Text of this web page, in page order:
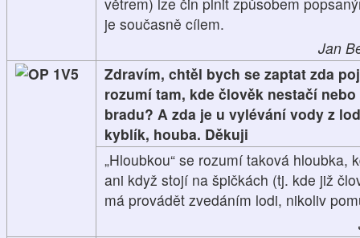
je současně cílem.
Jan
1V5
Zdravím, chtěl bych se zaptat zda
rozumí tam, kde člověk nestačí
bradu? A zda je u vylévání vody z
kyblík, houba. Děkuji
„Hloubkou“ se rozumí taková hloubka,
ani když stojí na špičkách (tj. kde již
má provádět zvedáním lodi, nikoliv